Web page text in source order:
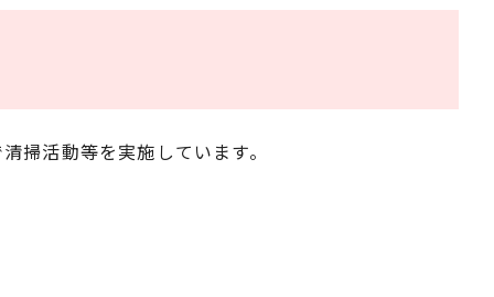
掃活動等を実施しています。